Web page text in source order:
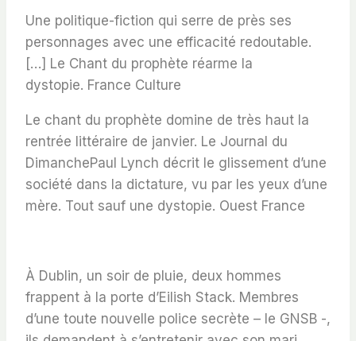
Une politique-fiction qui serre de près ses
personnages avec une efficacité redoutable.
[…] Le Chant du prophète réarme la
dystopie. France Culture
Le chant du prophète domine de très haut la
rentrée littéraire de janvier. Le Journal du
DimanchePaul Lynch décrit le glissement d’une
société dans la dictature, vu par les yeux d’une
mère. Tout sauf une dystopie. Ouest France
À Dublin, un soir de pluie, deux hommes
frappent à la porte d’Eilish Stack. Membres
d’une toute nouvelle police secrète – le GNSB -,